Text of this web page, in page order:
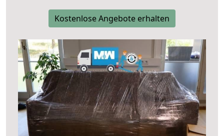
Kostenlose Angebote erhalten